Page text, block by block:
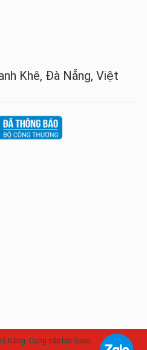
Khê, Đà Nẵng, Việt
Nẵng. Cung cấp bởi Sapo